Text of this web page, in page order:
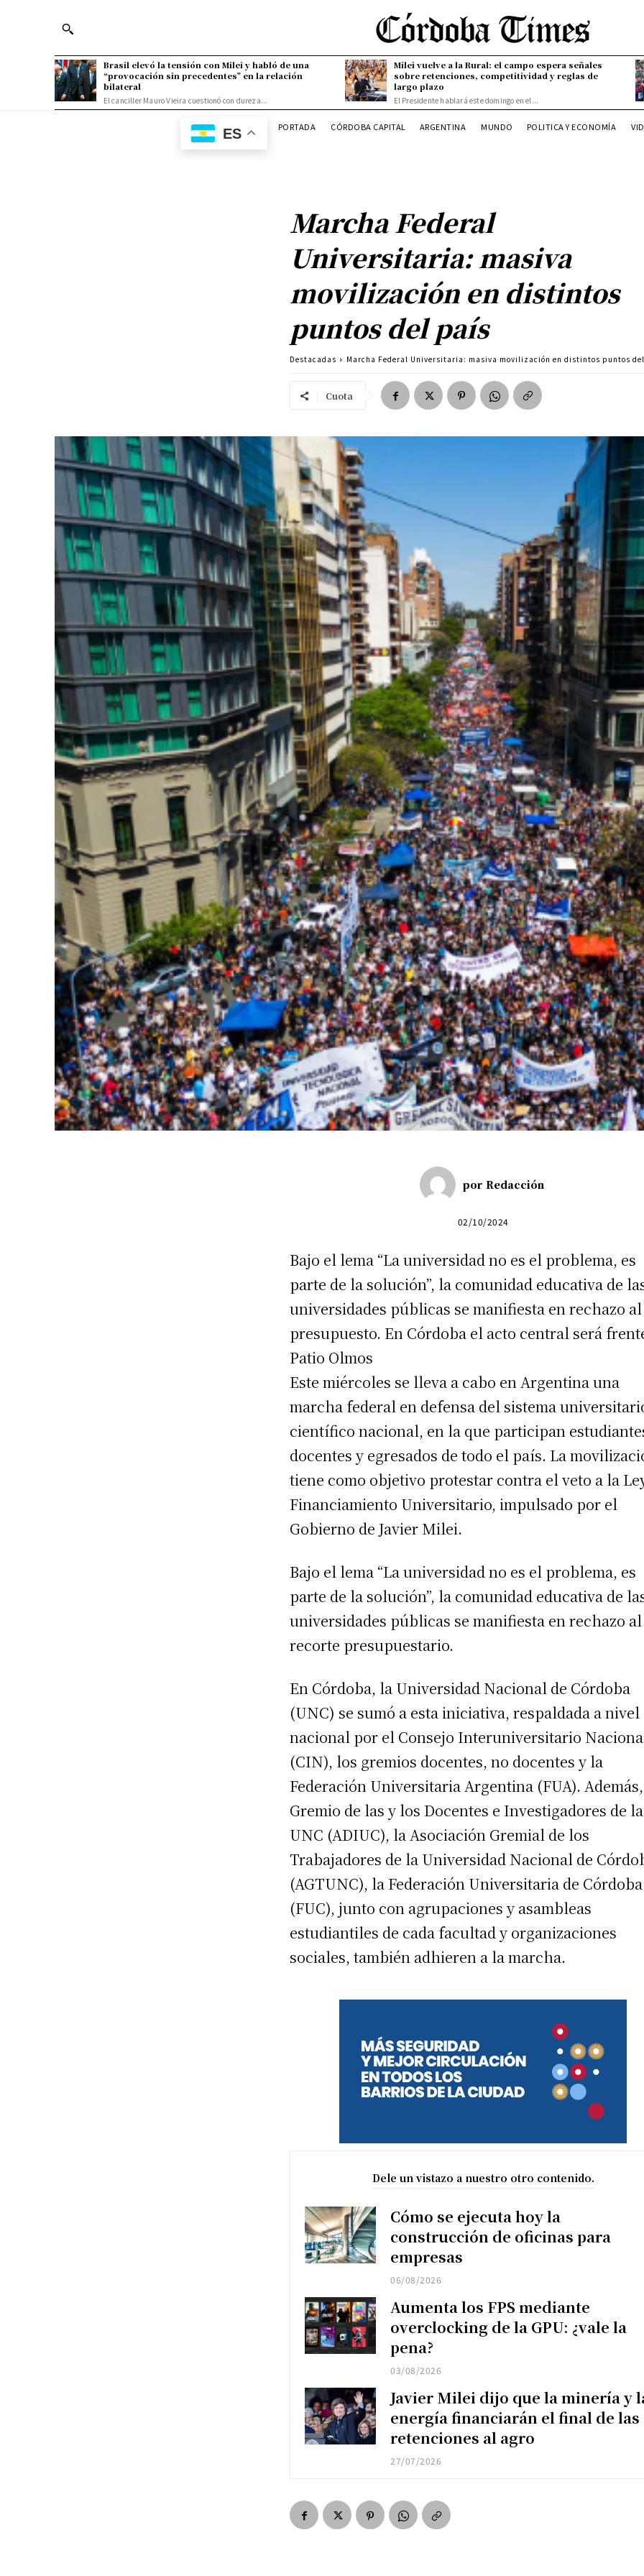
Brasil elevó la tensión con Milei y habló de una
“provocación sin precedentes” en la relación
bilateral
El canciller Mauro Vieira cuestionó con dureza...
Milei vuelve a la Rural: el campo espera señales
sobre retenciones, competitividad y reglas de
largo plazo
El Presidente hablará este domingo en el...
ES PORTADA CÓRDOBA CAPITAL ARGENTINA MUNDO POLITICA Y ECONOMÍA
Marcha Federal
Universitaria: masiva
movilización en distintos
puntos del país
Destacadas Marcha Federal Universitaria: masiva movilización en distintos puntos
Cuota
por Redacción
02/10/2024
Bajo el lema “La universidad no es el problema, es
parte de la solución”, la comunidad educativa de
universidades públicas se manifiesta en rechazo al
presupuesto. En Córdoba el acto central será
Patio Olmos
Este miércoles se lleva a cabo en Argentina una
marcha federal en defensa del sistema
científico nacional, en la que participan
docentes y egresados de todo el país. La
tiene como objetivo protestar contra el veto a la
Financiamiento Universitario, impulsado por el
Gobierno de Javier Milei.
Bajo el lema “La universidad no es el problema, es
parte de la solución”, la comunidad educativa de
universidades públicas se manifiesta en rechazo al
recorte presupuestario.
En Córdoba, la Universidad Nacional de Córdoba
(UNC) se sumó a esta iniciativa, respaldada a nivel
nacional por el Consejo Interuniversitario
(CIN), los gremios docentes, no docentes y la
Federación Universitaria Argentina (FUA).
Gremio de las y los Docentes e Investigadores de la
UNC (ADIUC), la Asociación Gremial de los
Trabajadores de la Universidad Nacional de
(AGTUNC), la Federación Universitaria de Córdoba
(FUC), junto con agrupaciones y asambleas
estudiantiles de cada facultad y organizaciones
sociales, también adhieren a la marcha.
Dele un vistazo a nuestro otro contenido.
Cómo se ejecuta hoy la
construcción de oficinas para
empresas
06/08/2026
Aumenta los FPS mediante
overclocking de la GPU: ¿vale la
pena?
03/08/2026
Javier Milei dijo que la minería y
energía financiarán el final de las
retenciones al agro
27/07/2026